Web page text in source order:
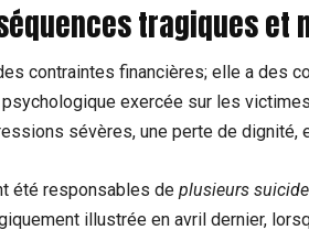
tragiques et
contraintes financières; elle a des
exercée sur les
sévères, une perte de dignité,
été responsables de plusieurs
illustrée en avril dernier,